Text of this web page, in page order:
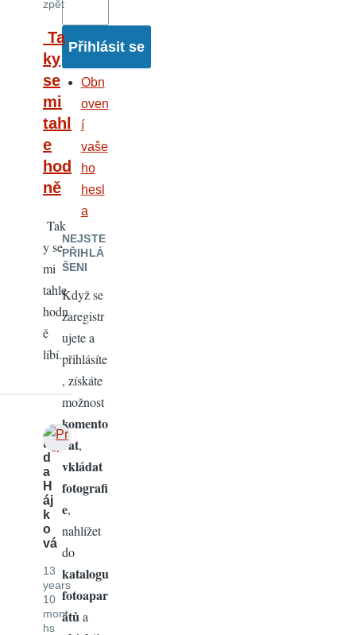
zpět
Ta
ky
se
mi
tahl
e
hod
ně
Tak
y se
mi
tahle
hodn
ě
líbí...
Lí
d
a
H
áj
k
o
vá
13
years
10
mont
hs
Obn
oven
í
vaše
ho
hesl
a
NEJSTE
PŘIHLÁ
ŠENI
Když se
zaregistr
ujete a
přihlásíte
, získáte
možnost
komento
vat,
vkládat
fotografi
e,
nahlížet
do
katalogu
fotoapar
átů a